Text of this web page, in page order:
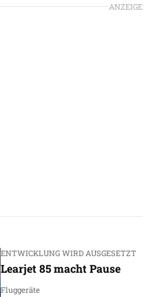
ANZEIGE
ENTWICKLUNG WIRD AUSGESETZT
Learjet 85 macht Pause
Fluggeräte